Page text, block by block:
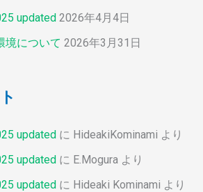
updated 2026年4月4日
境について 2026年3月31日
updated に HideakiKominami より
updated に E.Mogura より
updated に Hideaki Kominami より